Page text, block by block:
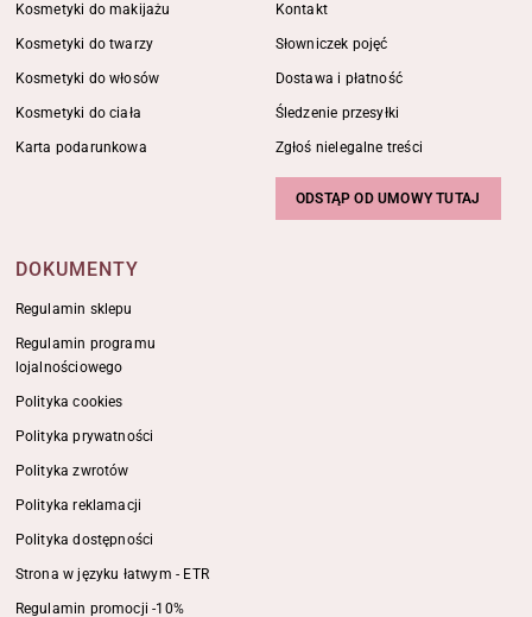
Kosmetyki do makijażu
Kosmetyki do twarzy
Kosmetyki do włosów
Kosmetyki do ciała
Karta podarunkowa
Kontakt
Słowniczek pojęć
Dostawa i płatność
Śledzenie przesyłki
Zgłoś nielegalne treści
ODSTĄP OD UMOWY TUTAJ
DOKUMENTY
Regulamin sklepu
Regulamin programu
lojalnościowego
Polityka cookies
Polityka prywatności
Polityka zwrotów
Polityka reklamacji
Polityka dostępności
Strona w języku łatwym - ETR
Regulamin promocji -10%